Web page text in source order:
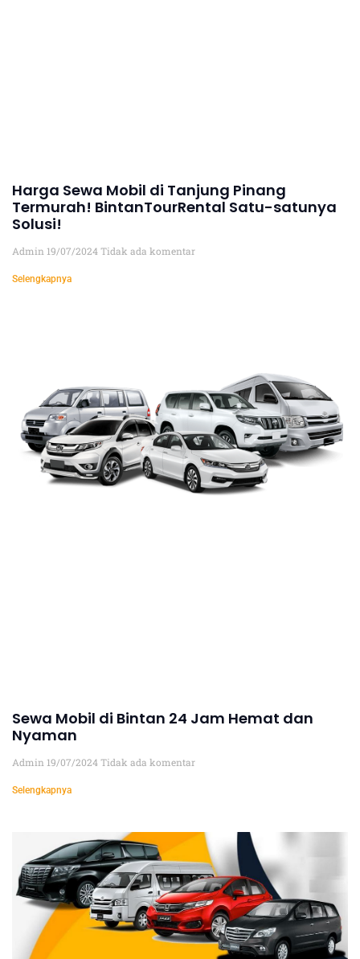
Harga Sewa Mobil di Tanjung Pinang
Termurah! BintanTourRental Satu-satunya
Solusi!
Admin 19/07/2024Tidak ada komentar
Selengkapnya
Sewa Mobil di Bintan 24 Jam Hemat dan
Nyaman
Admin 19/07/2024Tidak ada komentar
Selengkapnya